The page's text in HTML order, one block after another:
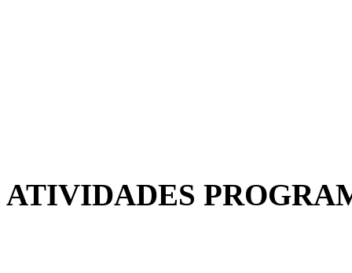
ATIVIDADES